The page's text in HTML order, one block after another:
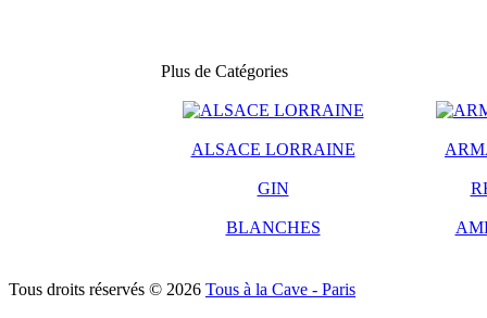
Plus de Catégories
ALSACE LORRAINE
GIN
BLANCHES
Tous droits réservés © 2026 Tous à la Cave - Paris